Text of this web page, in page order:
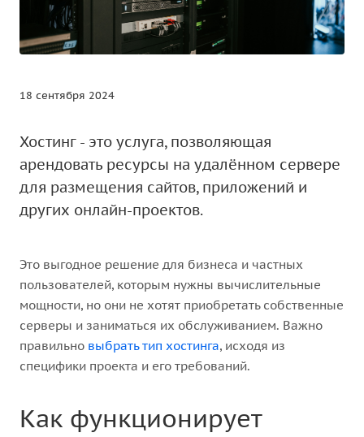
18 сентября 2024
Хостинг - это услуга, позволяющая
арендовать ресурсы на удалённом сервере
для размещения сайтов, приложений и
других онлайн-проектов.
Это выгодное решение для бизнеса и частных
пользователей, которым нужны вычислительные
мощности, но они не хотят приобретать собственные
серверы и заниматься их обслуживанием. Важно
правильно выбрать тип хостинга, исходя из
специфики проекта и его требований.
Как функционирует